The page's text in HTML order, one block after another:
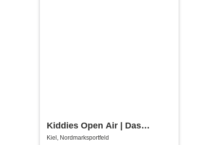
Kiddies Open Air | Das
Kinder- & Familienfestival in
Kiel, Nordmarksportfeld